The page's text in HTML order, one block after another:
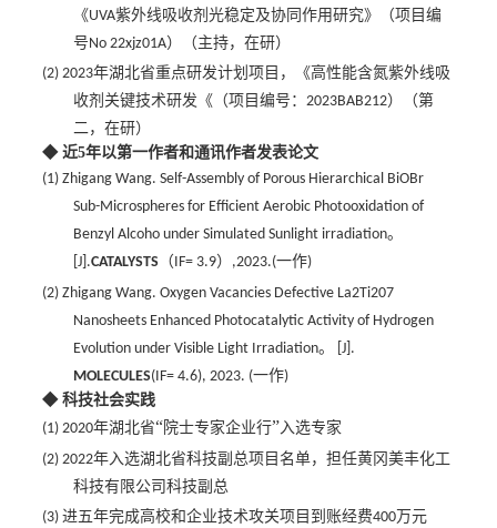
《UVA紫外线吸收剂光稳定及协同作用研究》（项目编
号No 22xjz01A）（主持，在研）
(2) 2023年湖北省重点研发计划项目，《高性能含氮紫外线吸
收剂关键技术研发《（项目编号：2023BAB212）（第
二，在研）
◆ 近5年以第一作者和通讯作者发表论文
(1) Zhigang Wang. Self-Assembly of Porous Hierarchical BiOBr
Sub-Microspheres for Efficient Aerobic Photooxidation of
Benzyl Alcoho under Simulated Sunlight irradiation。
[J].CATALYSTS （IF= 3.9）,2023.(一作)
(2) Zhigang Wang. Oxygen Vacancies Defective La2Ti207
Nanosheets Enhanced Photocatalytic Activity of Hydrogen
Evolution under Visible Light Irradiation。
[J].
MOLECULES(IF= 4.6), 2023. (一作)
◆ 科技社会实践
(1) 2020年湖北省“院士专家企业行”入选专家
(2) 2022年入选湖北省科技副总项目名单，担任黄冈美丰化工
科技有限公司科技副总
(3) 进五年完成高校和企业技术攻关项目到账经费400万元